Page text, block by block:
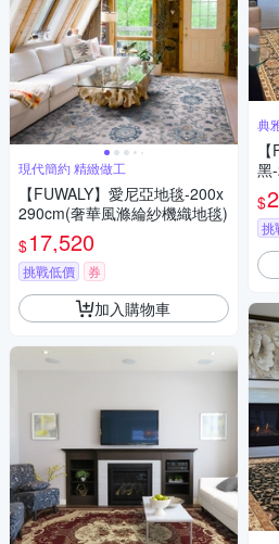
現代簡約 精緻做工
【FUWALY】愛尼亞地毯-200x
290cm(奢華風滌綸紗機織地毯)
$17,520
挑戰低價 券
加入購物車
典
黑
$
挑